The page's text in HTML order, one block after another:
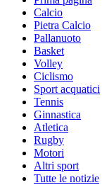
Calcio
Pietra Calcio
Pallanuoto
Basket
Volley
Ciclismo
Sport acquatici
Tennis
Ginnastica
Atletica
Rugby
Motori
Altri sport
Tutte le notizie